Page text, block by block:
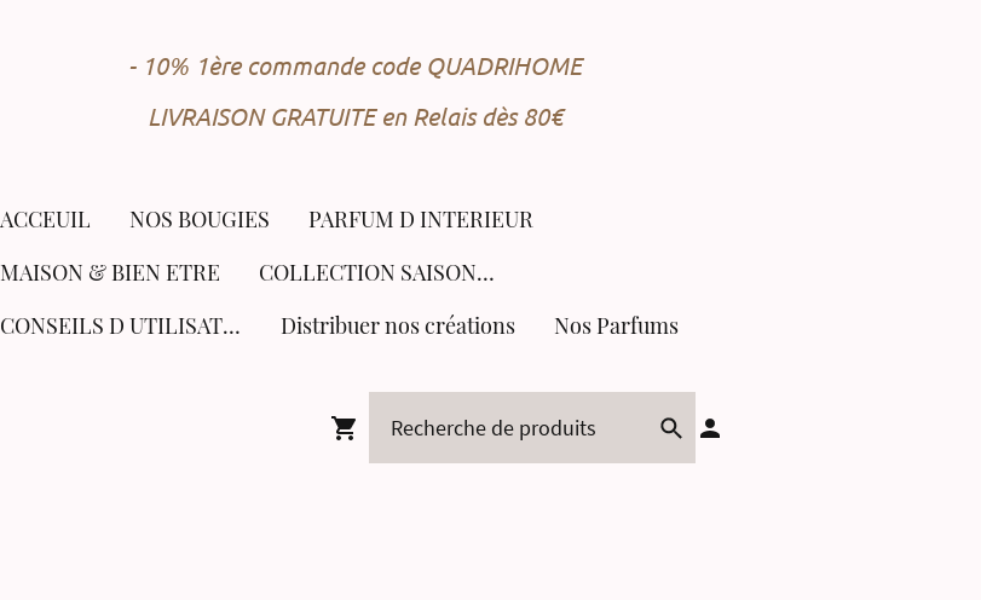
- 10% 1ère commande code QUADRIHOME
LIVRAISON GRATUITE en Relais dès 80€
ACCEUIL NOS BOUGIES
PARFUM D INTERIEUR
MAISON & BIEN ETRE
COLLECTION SAISONNIÈRE
CONSEILS D UTILISATION
Distribuer nos créations Nos Parfums